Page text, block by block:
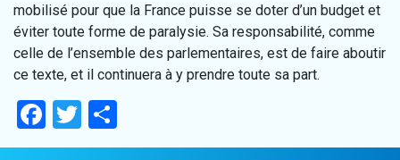
mobilisé pour que la France puisse se doter d’un budget et
éviter toute forme de paralysie. Sa responsabilité, comme
celle de l’ensemble des parlementaires, est de faire aboutir
ce texte, et il continuera à y prendre toute sa part.
Facebook
Twitter